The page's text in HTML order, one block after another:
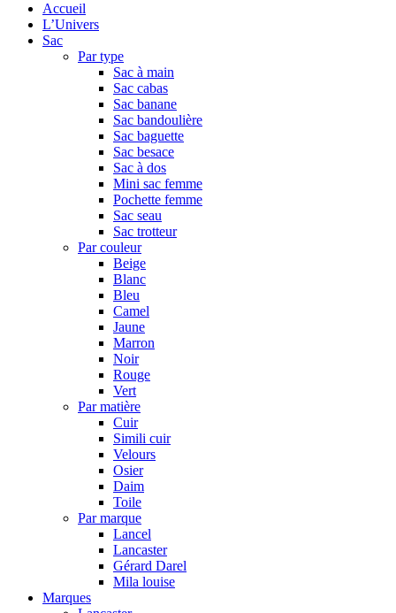
Accueil
L’Univers
Sac
Par type
Sac à main
Sac cabas
Sac banane
Sac bandoulière
Sac baguette
Sac besace
Sac à dos
Mini sac femme
Pochette femme
Sac seau
Sac trotteur
Par couleur
Beige
Blanc
Bleu
Camel
Jaune
Marron
Noir
Rouge
Vert
Par matière
Cuir
Simili cuir
Velours
Osier
Daim
Toile
Par marque
Lancel
Lancaster
Gérard Darel
Mila louise
Marques